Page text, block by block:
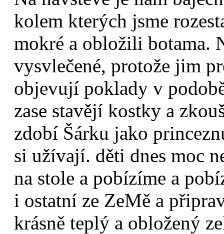
kolem kterých jsme
mokré a obložili botama.
vysvlečené, protože jim
objevují poklady v
zase stavějí kostky a
zdobí Šárku jako
si užívají. děti dnes moc
na stole a pobízíme a
i ostatní ze ZeMě a
krásně teplý a obložený